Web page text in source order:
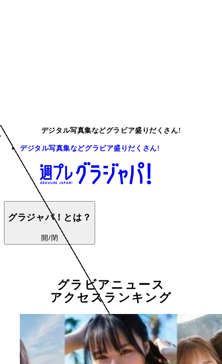
デジタル写真集などグラビア盛りだくさん!
デジタル写真集などグラビア盛りだくさん!
グラジャパ！とは？
開/閉
グラビアニュース
アクセスランキング